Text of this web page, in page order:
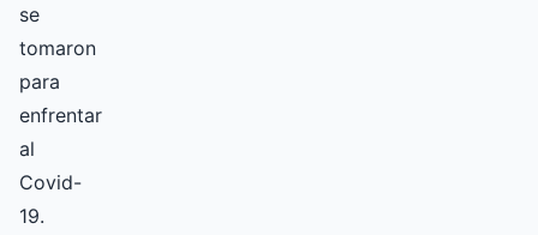
se
tomaron
para
enfrentar
al
Covid-
19.